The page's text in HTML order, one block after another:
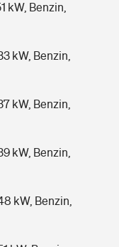
kW, Benzin,
kW, Benzin,
kW, Benzin,
kW, Benzin,
kW, Benzin,